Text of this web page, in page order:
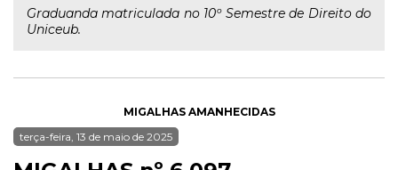
Graduanda matriculada no 10º Semestre de Direito do
Uniceub.
MIGALHAS AMANHECIDAS
terça-feira, 13 de maio de 2025